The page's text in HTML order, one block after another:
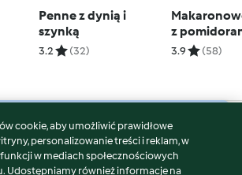
Penne z dynią i
szynką
3.2 (32)
z
3.9 (58)
cookie, aby umożliwić prawidłowe
personalizowanie treści i reklam, w
w mediach społecznościowych
Udostępniamy również informacje na